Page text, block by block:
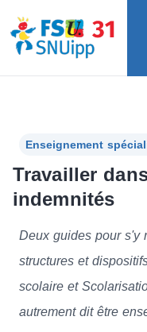
Enseignement
Travailler
indemnités
Deux guides pour s'y
structures et
scolaire et
autrement dit être